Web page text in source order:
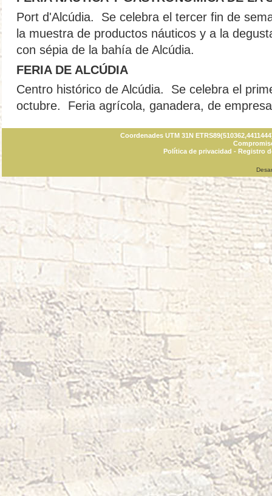
Port d'Alcúdia. Se celebra el tercer fin de
la muestra de productos náuticos y a la
con sépia de la bahía de Alcúdia.
FERIA DE ALCÚDIA
Centro histórico de Alcúdia. Se celebra el
octubre. Feria agrícola, ganadera, de
Coordenades UTM 31N
Política de privacidad - Registro